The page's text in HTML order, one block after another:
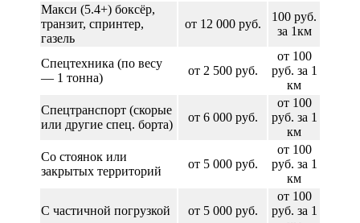
Макси (5.4+) боксёр,
транзит, спринтер,
газель
от 12 000 руб.
100 руб.
за 1км
Спецтехника (по весу
— 1 тонна)
от 2 500 руб.
от 100
руб. за 1
км
Спецтранспорт (скорые
или другие спец. борта)
от 6 000 руб.
от 100
руб. за 1
км
Со стоянок или
закрытых территорий
от 5 000 руб.
от 100
руб. за 1
км
С частичной погрузкой от 5 000 руб.
от 100
руб. за 1